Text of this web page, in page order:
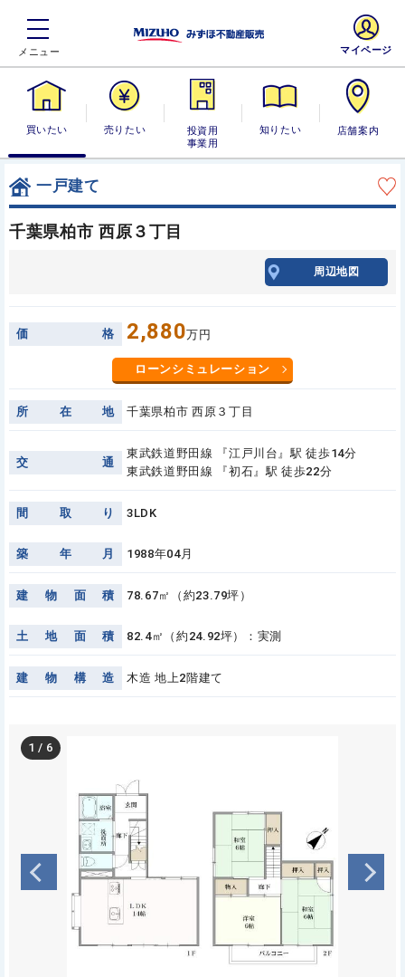
買いたい 売りたい
投資用・事業
用
知りたい 店舗案内
マイページ
一戸建て
千葉県柏市 西原３丁目
周辺地図
価 格 2,880万円
ローンシミュレーション
所 在 地 千葉県柏市 西原３丁目
交 通
東武鉄道野田線 『江戸川台』駅 徒歩14分
東武鉄道野田線 『初石』駅 徒歩22分
間 取 り 3LDK
築 年 月 1988年04月
建 物 面 積 78.67㎡（約23.79坪）
土 地 面 積 82.4㎡（約24.92坪）：実測
建 物 構 造 木造 地上2階建て
1 / 6